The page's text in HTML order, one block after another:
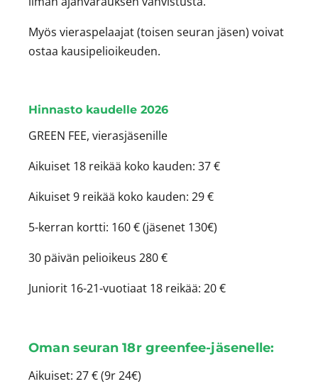
Myös vieraspelaajat (toisen seuran jäsen) voivat
ostaa kausipelioikeuden.
Hinnasto kaudelle 2026
GREEN FEE, vierasjäsenille
Aikuiset 18 reikää koko kauden: 37 €
Aikuiset 9 reikää koko kauden: 29 €
5-kerran kortti: 160 € (jäsenet 130€)
30 päivän pelioikeus 280 €
Juniorit 16-21-vuotiaat 18 reikää: 20 €
Oman seuran 18r greenfee-jäsenelle:
Aikuiset: 27 € (9r 24€)